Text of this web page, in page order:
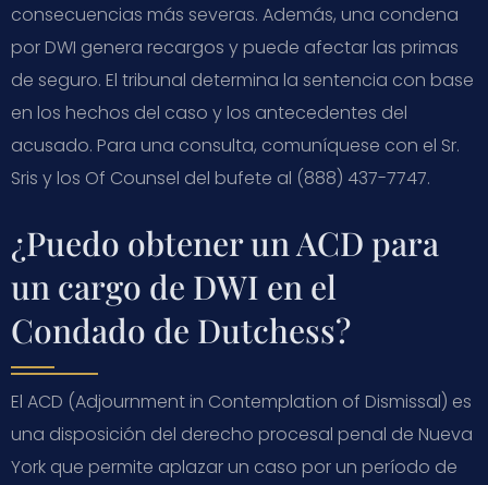
consecuencias más severas. Además, una condena
por DWI genera recargos y puede afectar las primas
de seguro. El tribunal determina la sentencia con base
en los hechos del caso y los antecedentes del
acusado. Para una consulta, comuníquese con el Sr.
Sris y los Of Counsel del bufete al (888) 437-7747.
¿Puedo obtener un ACD para
un cargo de DWI en el
Condado de Dutchess?
El ACD (Adjournment in Contemplation of Dismissal) es
una disposición del derecho procesal penal de Nueva
York que permite aplazar un caso por un período de